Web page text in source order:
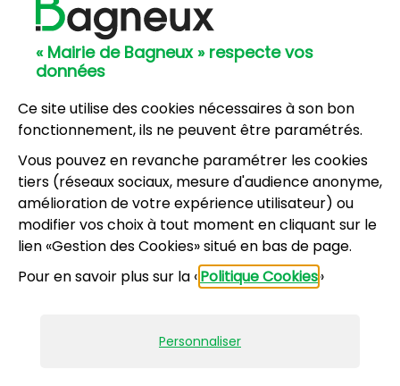
« Mairie de Bagneux » respecte vos
données
Ce site utilise des cookies nécessaires à son bon
fonctionnement, ils ne peuvent être paramétrés.
Vous pouvez en revanche paramétrer les cookies
tiers (réseaux sociaux, mesure d'audience anonyme,
amélioration de votre expérience utilisateur) ou
modifier vos choix à tout moment en cliquant sur le
lien «Gestion des Cookies» situé en bas de page.
Pour en savoir plus sur la «Politique Cookies»
Personnaliser
Hôtel de Ville
57, avenue Henri Ravera - 92220 Bagneux
01 42 31 60 00
8, résidence du Port Galand - 92220 Bagneux
01 45 47 62 00
NOUS CONTACTER
Horaires d’ouverture:
Lundi, mercredi, jeudi, vendredi : 8h30-12h et
13h30-17h
Samedi : 9h-12h pour le service État civil (hors
vacances scolaires)